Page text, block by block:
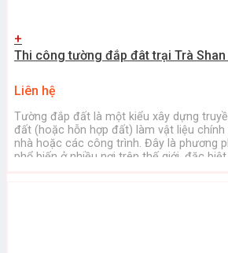
+
Thi công tường đắp đât trại Trà Shan
Liên hệ
Tường đắp đất là một kiểu xây dựng
đất (hoặc hỗn hợp đất) làm vật liệu
nhà hoặc các công trình. Đây là phương
phổ biến ở nhiều nơi trên thế giới, đặc